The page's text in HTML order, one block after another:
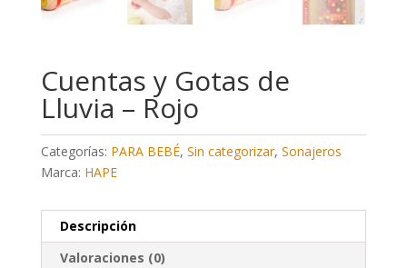
Cuentas y Gotas de
Lluvia – Rojo
Categorías: PARA BEBÉ, Sin categorizar, Sonajeros
Marca: HAPE
Descripción
Valoraciones (0)